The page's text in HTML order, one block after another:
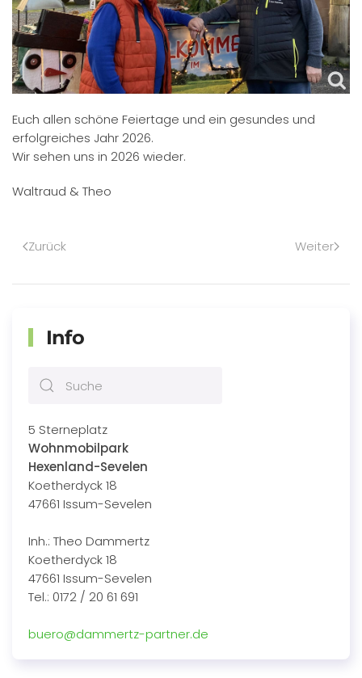
Euch allen schöne Feiertage und ein gesundes und
erfolgreiches Jahr 2026.
Wir sehen uns in 2026 wieder.
Waltraud & Theo
Zurück Weiter
Info
5 Sterneplatz
Wohnmobilpark
Hexenland-Sevelen
Koetherdyck 18
47661 Issum-Sevelen
Inh.: Theo Dammertz
Koetherdyck 18
47661 Issum-Sevelen
Tel.: 0172 / 20 61 691
buero@dammertz-partner.de